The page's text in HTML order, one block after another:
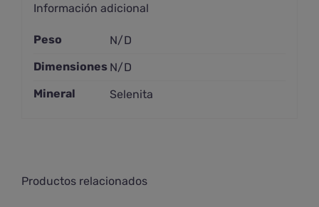
Información adicional
Peso
N/D
Dimensiones N/D
Mineral
Selenita
Productos relacionados